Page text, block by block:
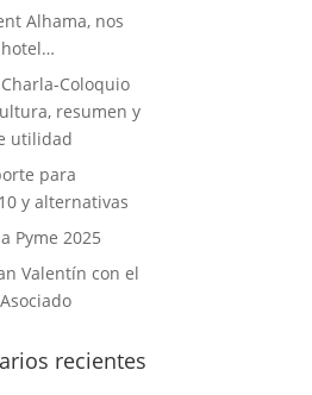
Alhama, nos
Coloquio
resumen y
utilidad
para
y alternativas
Pyme 2025
Valentín con el
recientes